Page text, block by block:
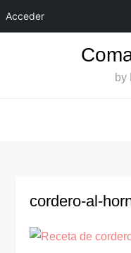
Acceder
by
cordero-al-